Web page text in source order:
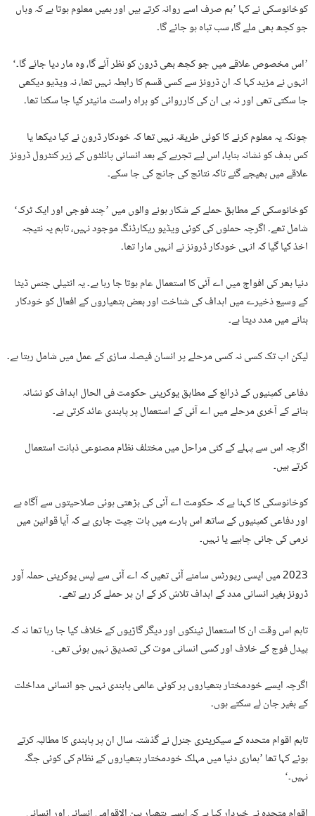
کوخانوسکی نے کہا ’ہم صرف اسے روانہ کرتے ہیں اور ہمیں معلوم ہوتا ہے کہ وہاں
جو کچھ بھی ملے گا، سب تباہ ہو جائے گا۔
’اس مخصوص علاقے میں جو کچھ بھی ڈرون کو نظر آئے گا، وہ مار دیا جائے گا۔‘
انہوں نے مزید کہا کہ ان ڈرونز سے کسی قسم کا رابطہ نہیں تھا، نہ ویڈیو دیکھی
جا سکتی تھی اور نہ ہی ان کی کارروائی کو براہ راست مانیٹر کیا جا سکتا تھا۔
چونکہ یہ معلوم کرنے کا کوئی طریقہ نہیں تھا کہ خودکار ڈرون نے کیا دیکھا یا
کس ہدف کو نشانہ بنایا، اس لیے تجربے کے بعد انسانی پائلٹوں کے زیر کنٹرول ڈرونز
علاقے میں بھیجے گئے تاکہ نتائج کی جانچ کی جا سکے۔
کوخانوسکی کے مطابق حملے کے شکار ہونے والوں میں ’چند فوجی اور ایک ٹرک‘
شامل تھے۔ اگرچہ حملوں کی کوئی ویڈیو ریکارڈنگ موجود نہیں، تاہم یہ نتیجہ
اخذ کیا گیا کہ انہی خودکار ڈرونز نے انہیں مارا تھا۔
دنیا بھر کی افواج میں اے آئی کا استعمال عام ہوتا جا رہا ہے۔ یہ انٹیلی جنس ڈیٹا
کے وسیع ذخیرے میں اہداف کی شناخت اور بعض ہتھیاروں کے افعال کو خودکار
بنانے میں مدد دیتا ہے۔
لیکن اب تک کسی نہ کسی مرحلے پر انسان فیصلہ سازی کے عمل میں شامل رہتا ہے۔
دفاعی کمپنیوں کے ذرائع کے مطابق یوکرینی حکومت فی الحال اہداف کو نشانہ
بنانے کے آخری مرحلے میں اے آئی کے استعمال پر پابندی عائد کرتی ہے۔
اگرچہ اس سے پہلے کے کئی مراحل میں مختلف نظام مصنوعی ذہانت استعمال
کرتے ہیں۔
کوخانوسکی کا کہنا ہے کہ حکومت اے آئی کی بڑھتی ہوئی صلاحیتوں سے آگاہ ہے
اور دفاعی کمپنیوں کے ساتھ اس بارے میں بات چیت جاری ہے کہ آیا قوانین میں
نرمی کی جانی چاہیے یا نہیں۔
2023 میں ایسی رپورٹس سامنے آئی تھیں کہ اے آئی سے لیس یوکرینی حملہ آور
ڈرونز بغیر انسانی مدد کے اہداف تلاش کر کے ان پر حملے کر رہے تھے۔
تاہم اس وقت ان کا استعمال ٹینکوں اور دیگر گاڑیوں کے خلاف کیا جا رہا تھا نہ کہ
پیدل فوج کے خلاف اور کسی انسانی موت کی تصدیق نہیں ہوئی تھی۔
اگرچہ ایسے خودمختار ہتھیاروں پر کوئی عالمی پابندی نہیں جو انسانی مداخلت
کے بغیر جان لے سکتے ہوں۔
تاہم اقوام متحدہ کے سیکریٹری جنرل نے گذشتہ سال ان پر پابندی کا مطالبہ کرتے
ہوئے کہا تھا ’ہماری دنیا میں مہلک خودمختار ہتھیاروں کے نظام کی کوئی جگہ
نہیں۔‘